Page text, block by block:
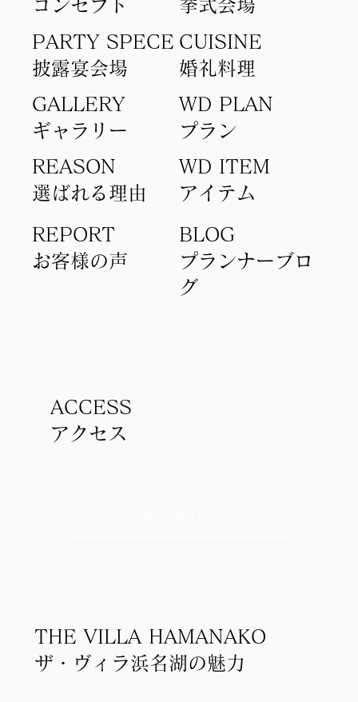
ACCESS
アクセス
THE VILLA HAMANAKO
ザ・ヴィラ浜名湖の魅力
コンセプト​
​挙式会場
GALLERY
ギャラリー
PARTY SPECE
​披露宴会場
CUISINE
​婚礼料理
​プランナーブロ
グ
BLOG
REPORT
​お客様の声
アイテム​
WD ITEM
選ばれる理由
REASON
​プラン
WD PLAN